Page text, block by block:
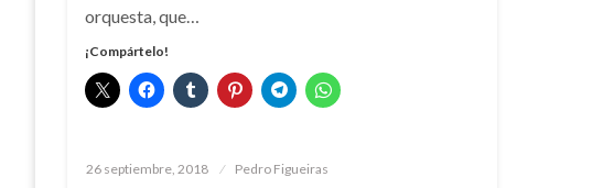
orquesta, que…
¡Compártelo!
Publicado
26 septiembre, 2018 Pedro Figueiras